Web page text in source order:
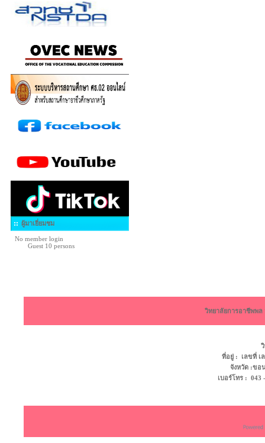
ผู้มาเยี่ยมชม
No member login
Guest 10 persons
วิทยาลัยการอาชีพพ
ที่อยู่ : เลขที่ เ
จังหวัด :ข
เบอร์โทร :